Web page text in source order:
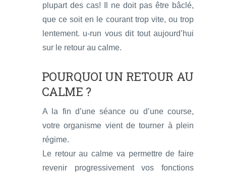
plupart des cas! Il ne doit pas être bâclé,
que ce soit en le courant trop vite, ou trop
lentement. u-run vous dit tout aujourd’hui
sur le retour au calme.
POURQUOI UN RETOUR AU
CALME ?
A la fin d’une séance ou d’une course,
votre organisme vient de tourner à plein
régime.
Le retour au calme va permettre de faire
revenir progressivement vos fonctions